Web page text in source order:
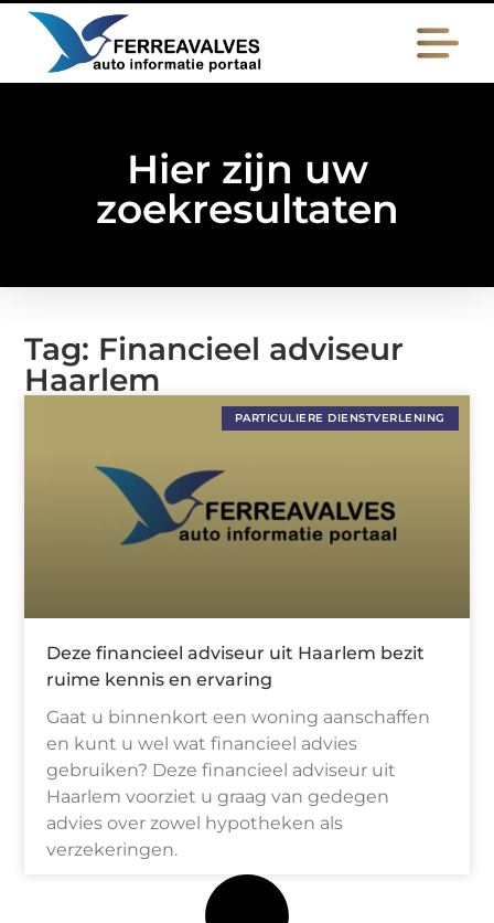
Hier zijn uw
zoekresultaten
Tag: Financieel adviseur
Haarlem
PARTICULIERE DIENSTVERLENING
Deze financieel adviseur uit Haarlem bezit
ruime kennis en ervaring
Gaat u binnenkort een woning aanschaffen
en kunt u wel wat financieel advies
gebruiken? Deze financieel adviseur uit
Haarlem voorziet u graag van gedegen
advies over zowel hypotheken als
verzekeringen.